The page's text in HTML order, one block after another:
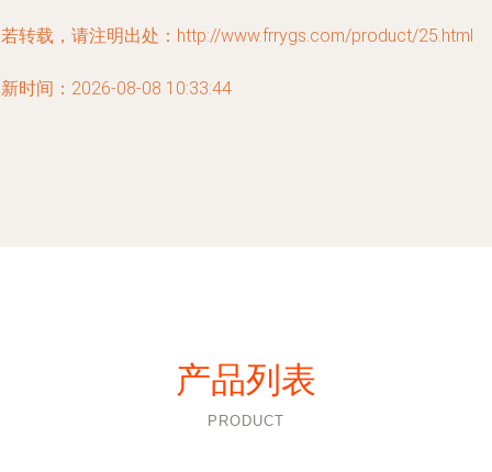
转载，请注明出处：http://www.frrygs.com/product/25.html
时间：2026-08-08 10:33:44
产品列表
PRODUCT